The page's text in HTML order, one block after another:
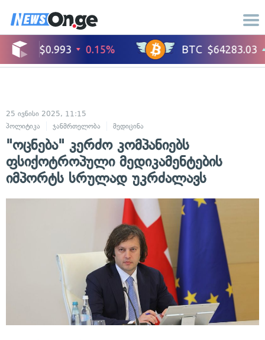
25 ივნისი 2025, 11:15
პოლიტიკა
ჯანმრთელობა მედიცინა
"ოცნება" კერძო კომპანიებს
ფსიქოტროპული მედიკამენტების
იმპორტს სრულად უკრძალავს